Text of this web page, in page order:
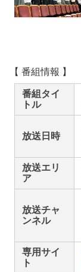
【 番組情報 】
番組タイ
トル
放送日時
放送エリ
ア
放送チャ
ンネル
専用サイ
ト